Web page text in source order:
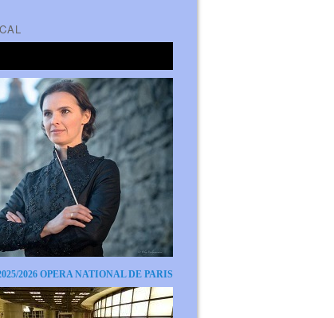
2026 OPERA NATIONAL DE PARIS